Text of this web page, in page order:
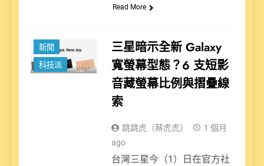
Read More
新聞
科技派
三星暗示全新 Galaxy
寬螢幕型態？6 支短影
音藏螢幕比例與摺疊線
索
跳跳虎（蔡虎虎）
1 個月
ago
台灣三星今（1）日在官方社